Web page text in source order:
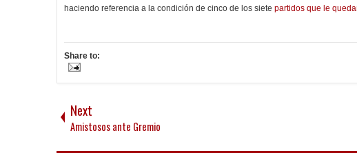
haciendo referencia a la condición de cinco de los siete partidos que le
Share to:
Next
Amistosos ante Gremio